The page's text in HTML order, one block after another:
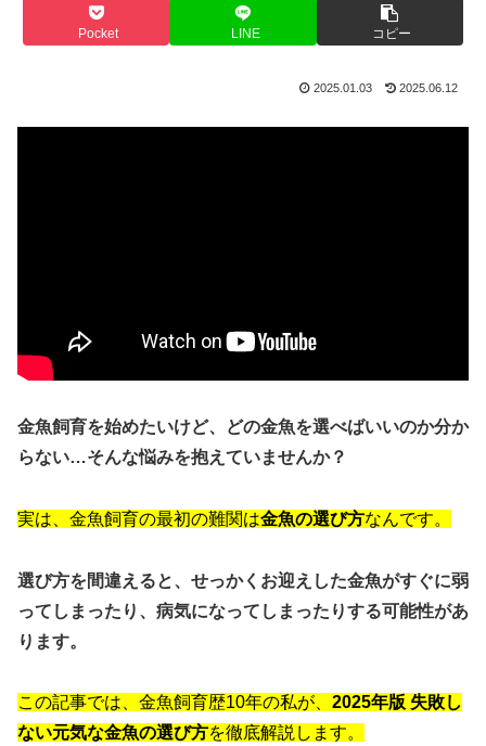
Pocket LINE コピー
2025.01.03 2025.06.12
金魚飼育を始めたいけど、どの金魚を選べばいいのか分か
らない…そんな悩みを抱えていませんか？
実は、金魚飼育の最初の難関は金魚の選び方なんです。
選び方を間違えると、せっかくお迎えした金魚がすぐに弱
ってしまったり、病気になってしまったりする可能性があ
ります。
この記事では、金魚飼育歴10年の私が、 2025年版 失敗し
ない元気な金魚の選び方を徹底解説します。